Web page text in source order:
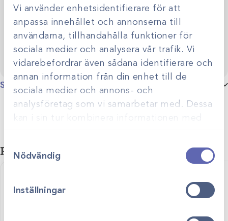
Vi använder enhetsidentifierare för att
anpassa innehållet och annonserna till
användarna, tillhandahålla funktioner för
sociala medier och analysera vår trafik. Vi
vidarebefordrar även sådana identifierare och
annan information från din enhet till de
sociala medier och annons- och
analysföretag som vi samarbetar med. Dessa
annan information som du har tillhandahållit
eller som de har samlat in när du har använt
deras tjänster.
Samtyckesval
Nödvändig
Inställningar
Specifikationer
storlek 10x12cm /10st, 15x20cm /10st
skapa smarta, hållbara lösningar anpassade efter just er
Relaterade produkter